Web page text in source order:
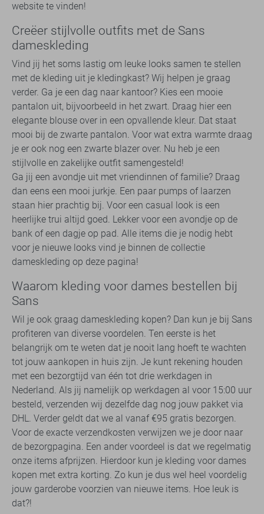
website te vinden!
Creëer stijlvolle outfits met de Sans
dameskleding
Vind jij het soms lastig om leuke looks samen te stellen
met de kleding uit je kledingkast? Wij helpen je graag
verder. Ga je een dag naar kantoor? Kies een mooie
pantalon uit, bijvoorbeeld in het zwart. Draag hier een
elegante blouse over in een opvallende kleur. Dat staat
mooi bij de zwarte pantalon. Voor wat extra warmte draag
je er ook nog een zwarte blazer over. Nu heb je een
stijlvolle en zakelijke outfit samengesteld!
Ga jij een avondje uit met vriendinnen of familie? Draag
dan eens een mooi jurkje. Een paar pumps of laarzen
staan hier prachtig bij. Voor een casual look is een
heerlijke trui altijd goed. Lekker voor een avondje op de
bank of een dagje op pad. Alle items die je nodig hebt
voor je nieuwe looks vind je binnen de collectie
dameskleding op deze pagina!
Waarom kleding voor dames bestellen bij
Sans
Wil je ook graag dameskleding kopen? Dan kun je bij Sans
profiteren van diverse voordelen. Ten eerste is het
belangrijk om te weten dat je nooit lang hoeft te wachten
tot jouw aankopen in huis zijn. Je kunt rekening houden
met een bezorgtijd van één tot drie werkdagen in
Nederland. Als jij namelijk op werkdagen al voor 15:00 uur
besteld, verzenden wij dezelfde dag nog jouw pakket via
DHL. Verder geldt dat we al vanaf €95 gratis bezorgen.
Voor de exacte verzendkosten verwijzen we je door naar
de bezorgpagina. Een ander voordeel is dat we regelmatig
onze items afprijzen. Hierdoor kun je kleding voor dames
kopen met extra korting. Zo kun je dus wel heel voordelig
jouw garderobe voorzien van nieuwe items. Hoe leuk is
dat?!